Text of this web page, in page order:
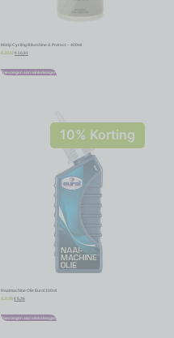
Motip Cycling Bikeshine & Protect – 400ml
€ 12,12 € 10,91
Toevoegen aan winkelwagen
10% Korting
Naaimachine Olie Eurol 100ml
€ 5,95 € 5,36
Toevoegen aan winkelwagen